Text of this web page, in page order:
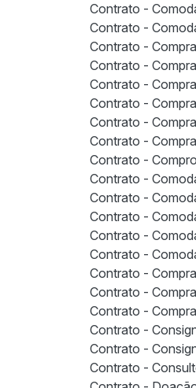
Contrato -
Contrato -
Contrato -
Contrato -
Contrato -
Contrato -
Contrato -
Contrato -
Contrato -
Contrato -
Contrato -
Contrato -
Contrato -
Contrato -
Contrato -
Contrato -
Contrato -
Contrato -
Contrato -
Contrato -